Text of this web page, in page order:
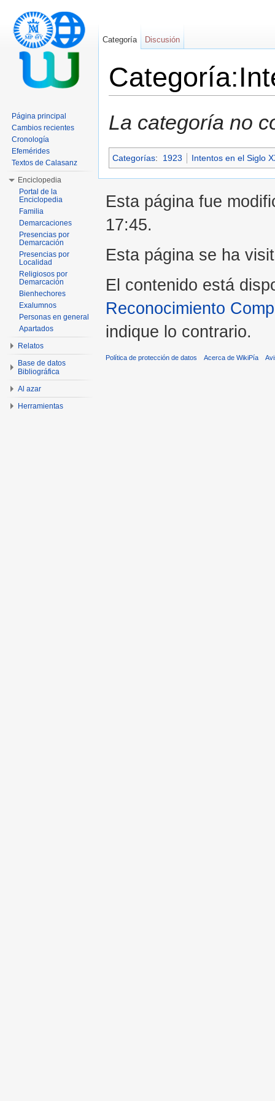
La categoría no
Categorías: 1923 Intentos en el Siglo
Categoría Discusión
Página principal
Cambios recientes
Cronología
Efemérides
Textos de Calasanz
Enciclopedia
Portal de la
Enciclopedia
Familia
Demarcaciones
Presencias por
Demarcación
Presencias por
Localidad
Religiosos por
Demarcación
Bienhechores
Exalumnos
Personas en general
Apartados
Relatos
Base de datos
Bibliográfica
Al azar
Herramientas
Esta página fue
17:45.
Esta página se ha
El contenido está
Reconocimiento
indique lo contrario.
Política de protección de datos Acerca de WikiPía